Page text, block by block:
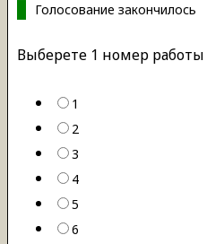
Голосование закончилось
Выберете 1 номер работы
1
2
3
4
5
6